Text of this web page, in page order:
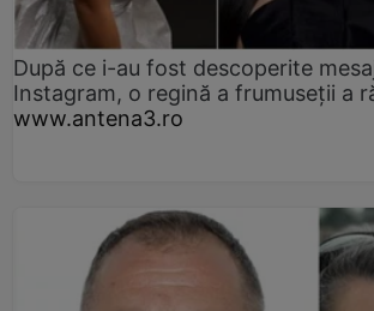
După ce i-au fost descoperite
Instagram, o regină a frumuseții a
www.antena3.ro